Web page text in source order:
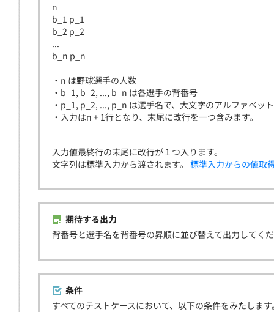
n
b_1 p_1
b_2 p_2
...
b_n p_n
・n は野球選手の人数
・b_1, b_2, ..., b_n は各選手の背番号
・p_1, p_2, ..., p_n は選手名で、大文字のアルファベッ
・入力はn + 1行となり、末尾に改行を一つ含みます。
入力値最終行の末尾に改行が１つ入ります。
文字列は標準入力から渡されます。 標準入力からの値取
期待する出力
背番号と選手名を背番号の昇順に並び替えて出力してく
条件
すべてのテストケースにおいて、以下の条件をみたします